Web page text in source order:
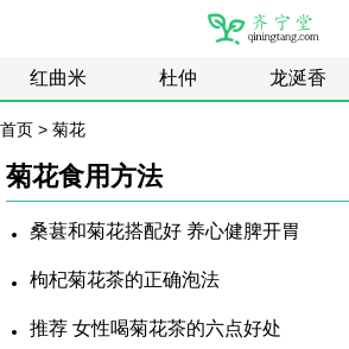
红曲米 杜仲 龙涎香
首页 > 菊花
菊花食用方法
桑葚和菊花搭配好 养心健脾开胃
枸杞菊花茶的正确泡法
推荐 女性喝菊花茶的六点好处